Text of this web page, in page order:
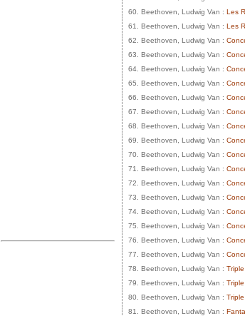
60. Beethoven, Ludwig Van : Les
61. Beethoven, Ludwig Van : Les
62. Beethoven, Ludwig Van :
63. Beethoven, Ludwig Van :
64. Beethoven, Ludwig Van :
65. Beethoven, Ludwig Van :
66. Beethoven, Ludwig Van :
67. Beethoven, Ludwig Van :
68. Beethoven, Ludwig Van :
69. Beethoven, Ludwig Van :
70. Beethoven, Ludwig Van :
71. Beethoven, Ludwig Van :
72. Beethoven, Ludwig Van :
73. Beethoven, Ludwig Van :
74. Beethoven, Ludwig Van :
75. Beethoven, Ludwig Van :
76. Beethoven, Ludwig Van :
77. Beethoven, Ludwig Van :
78. Beethoven, Ludwig Van :
79. Beethoven, Ludwig Van :
80. Beethoven, Ludwig Van :
81. Beethoven, Ludwig Van :